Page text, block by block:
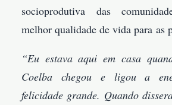
socioprodutiva das
melhor qualidade de vida para as
“Eu estava aqui em casa
Coelba chegou e ligou a
felicidade grande. Quando